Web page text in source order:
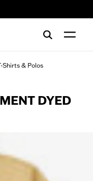
Shirts & Polos
DYED